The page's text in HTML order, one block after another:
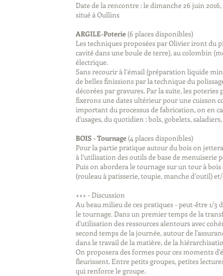
Date de la rencontre : le dimanche 26 juin
situé à Oullins
ARGILE-Poterie (6 places disponibles)
Les techniques proposées par Olivier iront du
cavité dans une boule de terre), au colombin
électrique.
Sans recourir à l’émail (préparation liquide
de belles finissions par la technique du
décorées par gravures. Par la suite, les
fixerons une dates ultérieur pour une cuisson
important du processus de fabrication, on en
d'usages, du quotidien : bols, gobelets,
BOIS - Tournage (4 places disponibles)
Pour la partie pratique autour du bois on
à l’utilisation des outils de base de
Puis on abordera le tournage sur un tour à
(rouleau à patisserie, toupie, manche d’outil)
+++ - Discussion
Au beau milieu de ces pratiques - peut-être 1/
le tournage. Dans un premier temps de la
d'utilisation des ressources alentours avec
second temps de la journée, autour de
dans le travail de la matière, de la
On proposera des formes pour ces moments
fleurissent. Entre petits groupes, petites
qui renforce le groupe.